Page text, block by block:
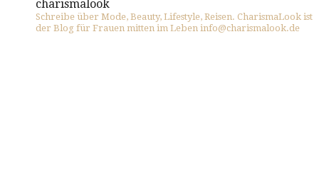
charismalook
Schreibe über Mode, Beauty, Lifestyle, Reisen. CharismaLook ist
der Blog für Frauen mitten im Leben info@charismalook.de